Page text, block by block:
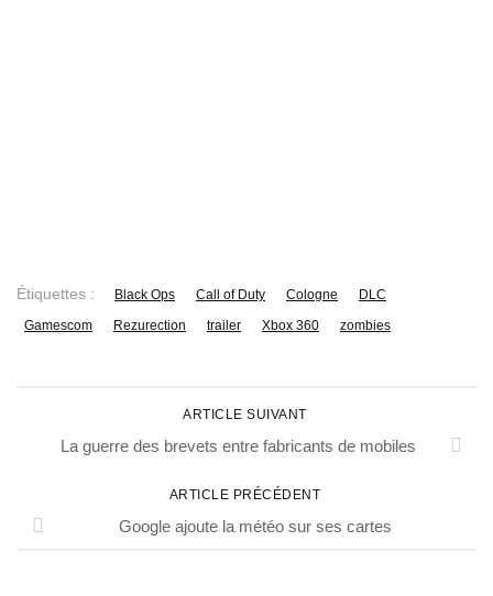
Étiquettes : Black Ops Call of Duty Cologne
DLC
Gamescom
Rezurection trailer Xbox 360 zombies
ARTICLE SUIVANT
La guerre des brevets entre fabricants de mobiles
ARTICLE PRÉCÉDENT
Google ajoute la météo sur ses cartes